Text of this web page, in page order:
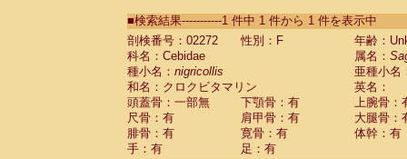
CebidaeSaguinus labiatus(0)
Cebidae Saguinus leucopus (0)
Cebidae
CebidaeSaguinus mystax
CebidaeSaguinus nigricollis (1)
Cebidae Saguinus oedipus
Cebidae Saguinus weddelli
Cebidae Saguinusspp.
Cebidae Aotus trivirgatus
■検索結果-----------1 件中 1 件から 1 件を表示中
剖検番号：02272
性別：F
年齢：
科名：Cebidae
属名：
種小名： nigricollis
亜種小名
和名：クロクビタマリン
英名：
頭蓋骨：一部無
下顎骨：有
上腕骨：
尺骨：有
肩甲骨：有
大腿骨：
腓骨：有
寛骨：有
体幹：有
手：有
足：有